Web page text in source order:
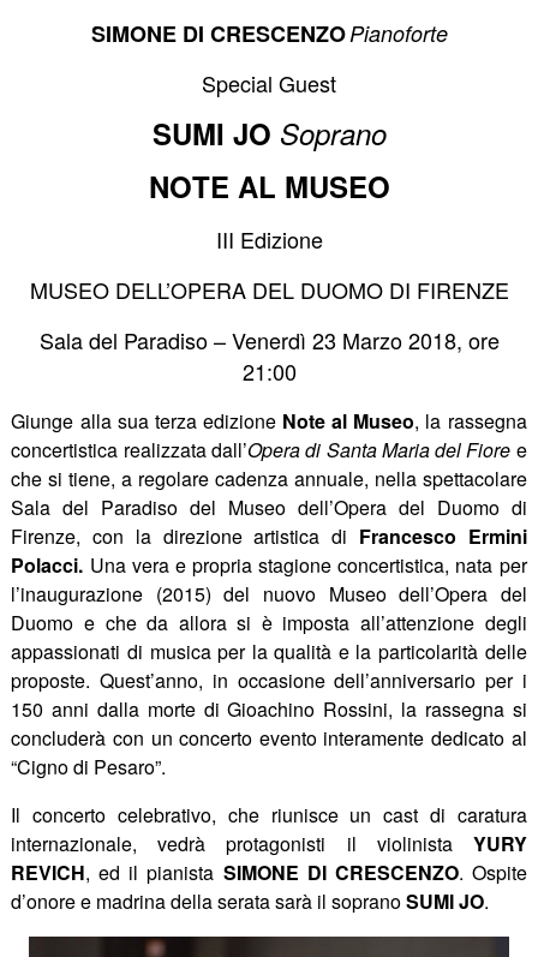
SIMONE DI CRESCENZOPianoforte
Special Guest
SUMI JO Soprano
NOTE AL MUSEO
III Edizione
MUSEO DELL’OPERA DEL DUOMO DI FIRENZE
Sala del Paradiso – Venerdì 23 Marzo 2018, ore
21:00
Giunge alla sua terza edizione Note al Museo, la rassegna
concertistica realizzata dall’Opera di Santa Maria del Fiore e
che si tiene, a regolare cadenza annuale, nella spettacolare
Sala del Paradiso del Museo dell’Opera del Duomo di
Firenze, con la direzione artistica di Francesco Ermini
Polacci. Una vera e propria stagione concertistica, nata per
l’inaugurazione (2015) del nuovo Museo dell’Opera del
Duomo e che da allora si è imposta all’attenzione degli
appassionati di musica per la qualità e la particolarità delle
proposte. Quest’anno, in occasione dell’anniversario per i
150 anni dalla morte di Gioachino Rossini, la rassegna si
concluderà con un concerto evento interamente dedicato al
“Cigno di Pesaro”.
Il concerto celebrativo, che riunisce un cast di caratura
internazionale, vedrà protagonisti il violinista YURY
REVICH, ed il pianista SIMONE DI CRESCENZO. Ospite
d’onore e madrina della serata sarà il sopranoSUMI JO.